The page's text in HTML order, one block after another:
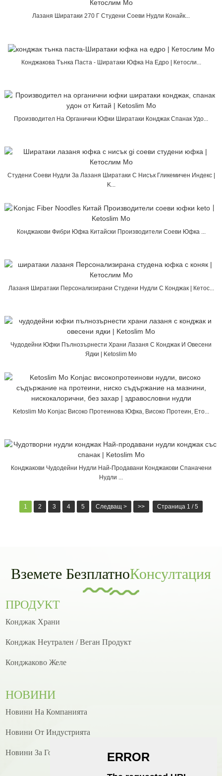
Лазаня Ширатаки 270 Г Студени Соеви Нудли Конайк...
Конджакова Тънка Паста - Ширатаки Юфка На Едро | Кетосли...
Производител На Органични Юфки Ширатаки Конджак Спанак Удо...
Студени Соеви Нудли За Лазаня Ширатаки С Нисък Гликемичен Индекс |
K...
Конджакови Фибри Юфка Китайски Производители Соеви Юфка ...
Лазаня Ширатаки Персонализирани Студени Нудли С Конджак | Кетос...
Чудодейни Юфки Пълнозърнести Храни Лазаня С Конджак И Овесени
Ядки | Ketoslim Mo
Ketoslim Mo Konjac Високо Протеинова Юфка, Високо Протеин, Ето...
Конджакови Чудодейни Нудли Най-Продавани Конджакови Спаначени
Нудли ...
1 2 3 4 5 Следващ > >> Страница 1 / 5
Вземете БезплатноКонсултация
ПРОДУКТ
Конджак Храни
Конджак Неутрален / Веган Продукт
Конджаково Желе
НОВИНИ
Новини На Компанията
Новини От Индустрията
Новини За Готвене/рецепти